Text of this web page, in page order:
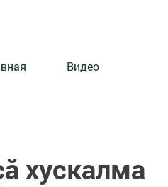
Видео
хускалма